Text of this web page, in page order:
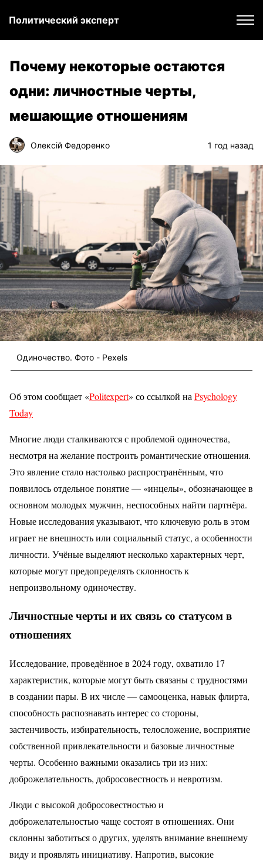
Политический эксперт
Почему некоторые остаются
одни: личностные черты,
мешающие отношениям
Олексій Федоренко 1 год назад
Одиночество. Фото - Pexels
Об этом сообщает «Politexpert» со ссылкой на Psychology
Today
Многие люди сталкиваются с проблемой одиночества,
несмотря на желание построить романтические отношения.
Это явление стало настолько распространённым, что
появилось отдельное понятие — «инцелы», обозначающее в
основном молодых мужчин, неспособных найти партнёра.
Новые исследования указывают, что ключевую роль в этом
играет не внешность или социальный статус, а особенности
личности. Учёные выделяют несколько характерных черт,
которые могут предопределять склонность к
непроизвольному одиночеству.
Личностные черты и их связь со статусом в
отношениях
Исследование, проведённое в 2024 году, охватило 17
характеристик, которые могут быть связаны с трудностями
в создании пары. В их числе — самооценка, навык флирта,
способность распознавать интерес со стороны,
застенчивость, избирательность, телосложение, восприятие
собственной привлекательности и базовые личностные
черты. Особенно важными оказались три из них:
доброжелательность, добросовестность и невротизм.
Люди с высокой добросовестностью и
доброжелательностью чаще состоят в отношениях. Они
склонны заботиться о других, уделять внимание внешнему
виду и проявлять инициативу. Напротив, высокие